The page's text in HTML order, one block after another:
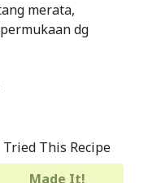
merata,
dg
Tried This Recipe
Made It!